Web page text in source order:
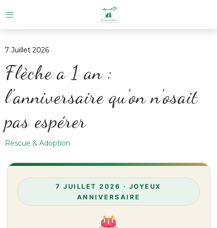
7 Juillet 2026
Flèche a 1 an :
l’anniversaire qu’on n’osait
pas espérer
Rescue & Adoption
7 JUILLET 2026 · JOYEUX
ANNIVERSAIRE